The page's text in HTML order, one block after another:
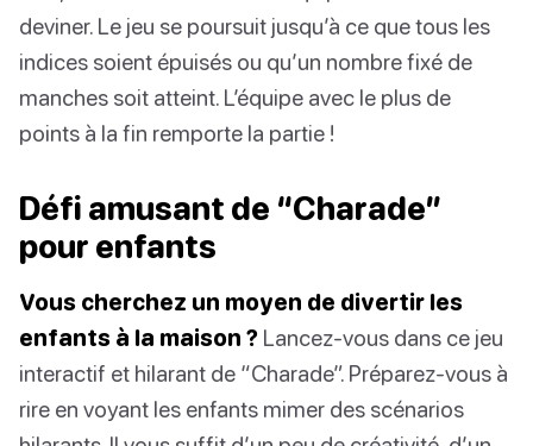
deviner. Le jeu se poursuit jusqu’à ce que tous les
indices soient épuisés ou qu’un nombre fixé de
manches soit atteint. L’équipe avec le plus de
points à la fin remporte la partie !
Défi amusant de “Charade”
pour enfants
Vous cherchez un moyen de divertir les
enfants à la maison ? Lancez-vous dans ce jeu
interactif et hilarant de “Charade”. Préparez-vous à
rire en voyant les enfants mimer des scénarios